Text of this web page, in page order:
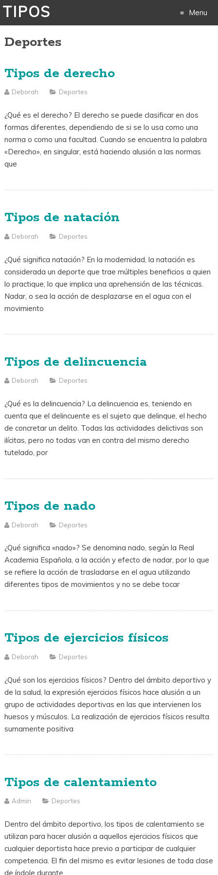
TIPOS Menu
Deportes
Tipos de derecho
Deborah Deportes
¿Qué es el derecho? El derecho se puede clasificar en dos
formas diferentes, dependiendo de si se lo usa como una
norma o como una facultad. Cuando se encuentra la palabra
«Derecho», en singular, está haciendo alusión a las normas
que
Tipos de natación
Deborah Deportes
¿Qué significa natación? En la modernidad, la natación es
considerada un deporte que trae múltiples beneficios a quien
lo practique, lo que implica una aprehensión de las técnicas.
Nadar, o sea la acción de desplazarse en el agua con el
movimiento
Tipos de delincuencia
Deborah Deportes
¿Qué es la delincuencia? La delincuencia es, teniendo en
cuenta que el delincuente es el sujeto que delinque, el hecho
de concretar un delito. Todas las actividades delictivas son
ilícitas, pero no todas van en contra del mismo derecho
tutelado, por
Tipos de nado
Deborah Deportes
¿Qué significa «nado»? Se denomina nado, según la Real
Academia Española, a la acción y efecto de nadar, por lo que
se refiere la acción de trasladarse en el agua utilizando
diferentes tipos de movimientos y no se debe tocar
Tipos de ejercicios físicos
Deborah Deportes
¿Qué son los ejercicios físicos? Dentro del ámbito deportivo y
de la salud, la expresión ejercicios físicos hace alusión a un
grupo de actividades deportivas en las que intervienen los
huesos y músculos. La realización de ejercicios físicos resulta
sumamente positiva
Tipos de calentamiento
Admin Deportes
Dentro del ámbito deportivo, los tipos de calentamiento se
utilizan para hacer alusión a aquellos ejercicios físicos que
cualquier deportista hace previo a participar de cualquier
competencia. El fin del mismo es evitar lesiones de toda clase
de índole durante